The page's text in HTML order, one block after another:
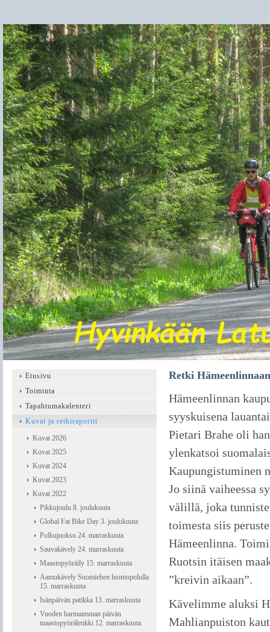
Retki
Hämeenlinnan
syyskuisena
Pietari Brahe oli
ylenkatsoi
Kaupungistuminen
Jo siinä vaiheessa
välillä, joka
toimesta siis
Hämeenlinna.
Ruotsin itäisen
”kreivin aikaan”.
Kävelimme aluksi
Mahlianpuiston
Etusivu
Toiminta
Tapahtumakalenteri
Kuvat ja retkiraportit
Kuvat 2026
Kuvat 2025
Kuvat 2024
Kuvat 2023
Kuvat 2022
Pikkujoulu 8. joulukuuta
Global Fat Bike Day 3. joulukuuta
Polkujuoksu 24. marraskuuta
Sauvakävely 24. marraskuuta
Maastopyöräily 15. marraskuuta
Aamukävely Suomiehen luontopolulla
15. marraskuuta
Isänpäivän patikka 13. marraskuuta
Vuoden harmaimman päivän
maastopyörälenkki 12. marraskuuta